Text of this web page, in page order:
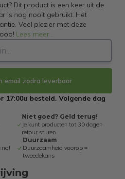
Dit product is een keer uit de
is nog nooit gebruikt. Het
Veel plezier met deze
Lees meer...
email zodra leverbaar
17:00u besteld. Volgende dag
Niet goed? Geld terug!
Je kunt producten tot 30 dagen
retour sturen
na!
Duurzaam
Duurzaamheid voorop =
tweedekans